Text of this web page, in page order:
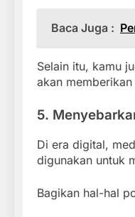
Baca Juga :
Selain itu, kamu
akan
5.
Di era digital,
digunakan untuk
Bagikan hal-hal